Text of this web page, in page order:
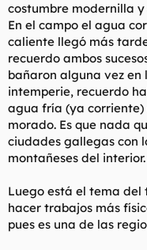
costumbre modernilla
En el campo el agua
caliente llegó más
recuerdo ambos
bañaron alguna vez
intemperie, recuerdo
agua fría (ya
morado. Es que nada
ciudades gallegas con
montañeses del interior.
Luego está el tema
hacer trabajos más
pues es una de las